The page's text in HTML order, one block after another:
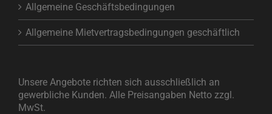
Allgemeine Geschäftsbedingungen
Allgemeine Mietvertragsbedingungen geschäftlich
Unsere Angebote richten sich ausschließlich an
gewerbliche Kunden. Alle Preisangaben Netto zzgl.
MwSt.